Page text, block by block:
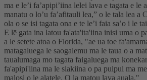
ma e le’i fa’apipi’iina lelei lava e tagata e le
manatu o lo’u fa’afitauli lea,” o le tala lea a
ola o se isi tagata ona e te le’i faia sa’o i le
E lē gata ina latou fa'ata'ita'iina inisi uma o
a le setete atoa o Florida, "ae ua toe
matagaluega le saogalemu ma le taua o a
taualumaga mo tagata faigaluega ma
fa'apipi'iina ma le siakiina o pa puipui ma
malosi o le alatele. O la matou lava auala."